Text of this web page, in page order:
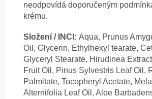
neodpovídá doporučeným
krému.
Složení / INCI: Aqua, Prunus
Oil, Glycerin, Ethylhexyl tearate,
Glyceryl Stearate, Hirudinea
Fruit Oil, Pinus Sylvestris Leaf Oil,
Palmitate, Tocopheryl Acetate,
Alternifolia Leaf Oil, Aloe